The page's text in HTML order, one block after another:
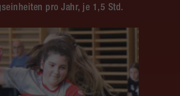
pro Jahr, je 1,5 Std.